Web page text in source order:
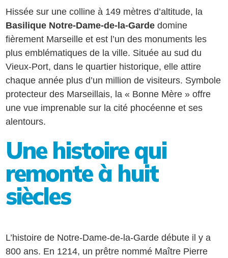
Hissée sur une colline à 149 mètres d’altitude, la
Basilique Notre-Dame-de-la-Garde domine
fièrement Marseille et est l’un des monuments les
plus emblématiques de la ville. Située au sud du
Vieux-Port, dans le quartier historique, elle attire
chaque année plus d’un million de visiteurs. Symbole
protecteur des Marseillais, la « Bonne Mère » offre
une vue imprenable sur la cité phocéenne et ses
alentours.
Une histoire qui
remonte à huit
siècles
L’histoire de Notre-Dame-de-la-Garde débute il y a
800 ans. En 1214, un prêtre nommé Maître Pierre